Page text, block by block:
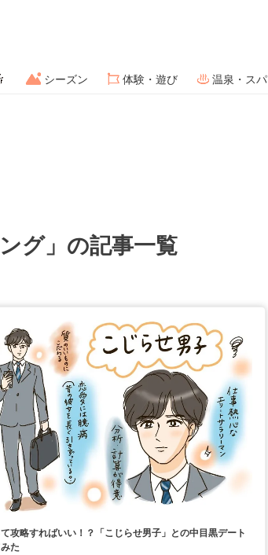
シーズン 体験・遊び 温泉・スパ
グ」の記事一覧
攻略すればいい！？「こじらせ男子」との中目黒デート
た